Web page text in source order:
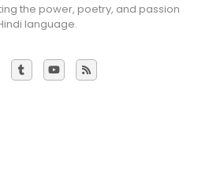
the power, poetry, and passion
language.